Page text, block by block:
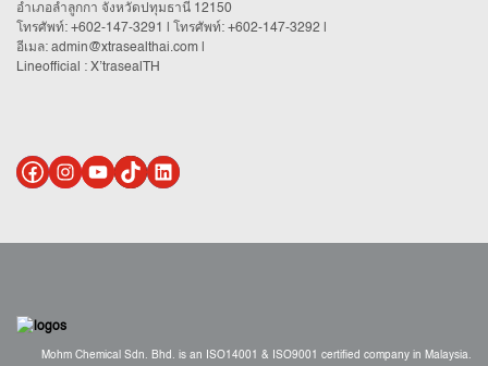
อำเภอลำลูกกา จังหวัดปทุมธานี 12150
โทรศัพท์: +602-147-3291 | โทรศัพท์: +602-147-3292
อีเมล: admin@xtrasealthai.com
Lineofficial : X’trasealTH
Mohm Chemical Sdn. Bhd. is an ISO14001 & ISO9001 certified company in Malaysia.